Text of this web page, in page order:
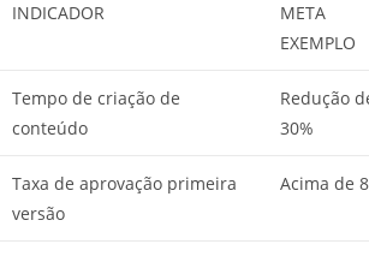
INDICADOR
META
EXEMPLO
Tempo de criação de
conteúdo
Redução
30%
Taxa de aprovação primeira
versão
Acima de